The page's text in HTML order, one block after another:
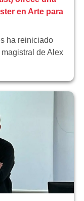
en Arte para
ha reiniciado
de Alex